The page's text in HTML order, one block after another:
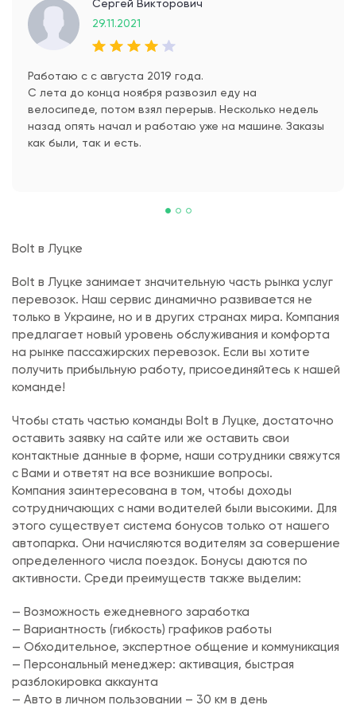
Сергей Викторович
29.11.2021
Работаю с с августа 2019 года.
С лета до конца ноября развозил еду на
велосипеде, потом взял перерыв. Несколько недель
назад опять начал и работаю уже на машине. Заказы
как были, так и есть.
Bolt в Луцке
Bolt в Луцке занимает значительную часть рынка услуг
перевозок. Наш сервис динамично развивается не
только в Украине, но и в других странах мира. Компания
предлагает новый уровень обслуживания и комфорта
на рынке пассажирских перевозок. Если вы хотите
получить прибыльную работу, присоединяйтесь к нашей
команде!
Чтобы стать частью команды Bolt в Луцке, достаточно
оставить заявку на сайте или же оставить свои
контактные данные в форме, наши сотрудники свяжутся
с Вами и ответят на все возникшие вопросы.
Компания заинтересована в том, чтобы доходы
сотрудничающих с нами водителей были высокими. Для
этого существует система бонусов только от нашего
автопарка. Они начисляются водителям за совершение
определенного числа поездок. Бонусы даются по
активности. Среди преимуществ также выделим:
— Возможность ежедневного заработка
— Вариантность (гибкость) графиков работы
— Обходительное, экспертное общение и коммуникация
— Персональный менеджер: активация, быстрая
разблокировка аккаунта
— Авто в личном пользовании – 30 км в день